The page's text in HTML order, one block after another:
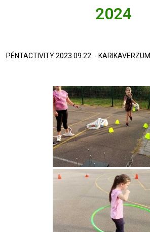
2024
PÉNTACTIVITY 2023.09.22. - KARIKAVERZUM